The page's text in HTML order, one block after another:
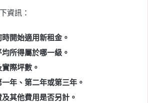
資訊：
開始適用新租金。
所得屬於哪一級。
際坪數。
年、第二年或第三年。
其他費用是否另計。